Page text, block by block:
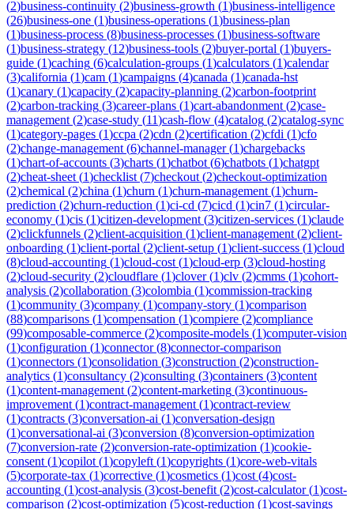
(2)business-continuity (2)business-growth (1)business-intelligence
(26)business-one (1)business-operations (1)business-plan
(1)business-process (8)business-processes (1)business-software
(1)business-strategy (12)business-tools (2)buyer-portal (1)buyers-
guide (1)caching (6)calculation-groups (1)calculators (1)calendar
(3)california (1)cam (1)campaigns (4)canada (1)canada-hst
(1)canary (1)capacity (2)capacity-planning (2)carbon-footprint
(2)carbon-tracking (3)career-plans (1)cart-abandonment (2)case-
management (2)case-study (11)cash-flow (4)catalog (2)catalog-sync
(1)category-pages (1)ccpa (2)cdn (2)certification (2)cfdi (1)cfo
(2)change-management (6)channel-manager(1)chargebacks
(1)chart-of-accounts (3)charts (1)chatbot (6)chatbots (1)chatgpt
(2)cheat-sheet (1)checklist (7)checkout (2)checkout-optimization
(2)chemical (2)china (1)churn (1)churn-management (1)churn-
prediction (2)churn-reduction (1)ci-cd (7)cicd (1)cin7 (1)circular-
economy (1)cis (1)citizen-development (3)citizen-services (1)claude
(2)clickfunnels (2)client-acquisition (1)client-management (2)client-
onboarding (1)client-portal (2)client-setup (1)client-success (1)cloud
(8)cloud-accounting (1)cloud-cost (1)cloud-erp (3)cloud-hosting
(2)cloud-security (2)cloudflare (1)clover(1)clv (2)cmms (1)cohort-
analysis (2)collaboration (3)colombia (1)commission-tracking
(1)community (3)company (1)company-story (1)comparison
(88)comparisons (1)compensation (1)compiere (2)compliance
(99)composable-commerce (2)composite-models (1)computer-vision
(1)configuration (1)connector(8)connector-comparison
(1)connectors (1)consolidation (3)construction (2)construction-
analytics (1)consultancy (2)consulting (3)containers (3)content
(1)content-management (2)content-marketing (3)continuous-
improvement (1)contract-management (1)contract-review
(1)contracts (3)conversation-ai (1)conversation-design
(1)conversational-ai (3)conversion (8)conversion-optimization
(7)conversion-rate (2)conversion-rate-optimization (1)cookie-
consent (1)copilot (1)copyleft (1)copyrights (1)core-web-vitals
(5)corporate-tax (1)corrective (1)cosmetics (1)cost (4)cost-
accounting (1)cost-analysis (3)cost-benefit (2)cost-calculator(1)cost-
comparison (2)cost-optimization (5)cost-reduction (1)cost-savings